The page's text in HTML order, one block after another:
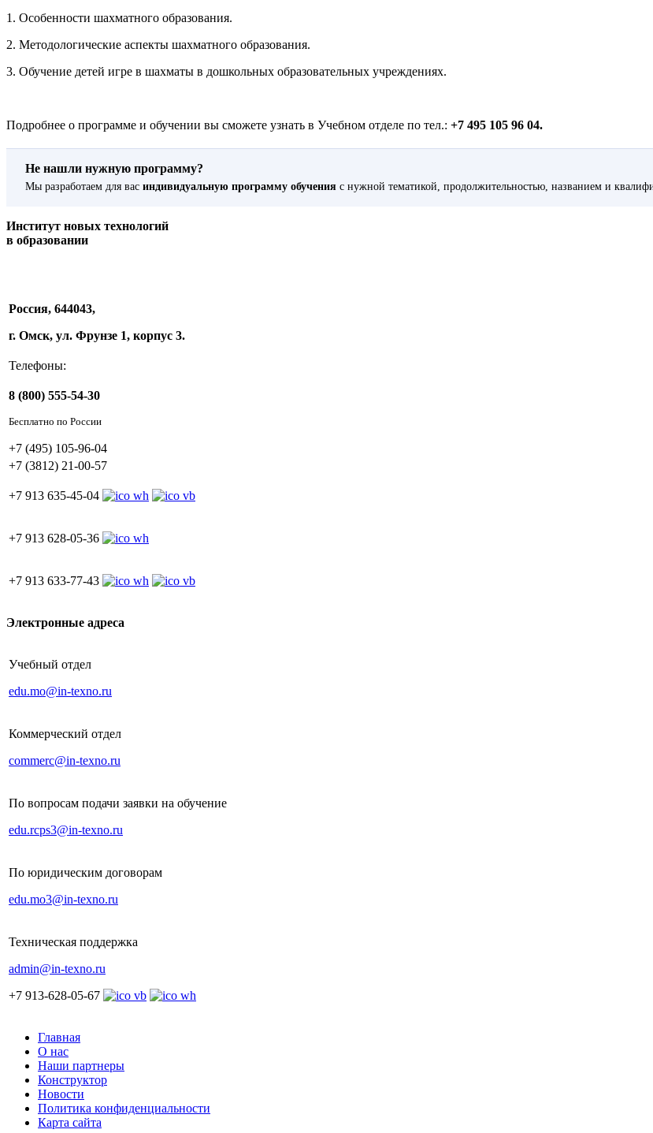
1. Особенности шахматного образования.
2. Методологические аспекты шахматного образования.
3. Обучение детей игре в шахматы в дошкольных образовательных учреждениях.
Подробнее о программе и обучении вы сможете узнать в Учебном отделе по тел.: +7 495 105 96 04.
Не нашли нужную программу?
Мы разработаем для вас индивидуальную программу обучения с нужной тематикой, продолжительностью, названием и
Институт новых технологий
в образовании
Россия, 644043,
г. Омск, ул. Фрунзе 1, корпус 3.
Телефоны:
8 (800) 555-54-30
Бесплатно по России
+7 (495) 105-96-04
+7 (3812) 21-00-57
+7 913 635-45-04
+7 913 628-05-36
+7 913 633-77-43
Электронные адреса
Учебный отдел
edu.mo@in-texno.ru
Коммерческий отдел
commerc@in-texno.ru
По вопросам подачи заявки на обучение
edu.rcps3@in-texno.ru
По юридическим договорам
edu.mo3@in-texno.ru
Техническая поддержка
admin@in-texno.ru
+7 913-628-05-67
Главная
О нас
Наши партнеры
Конструктор
Новости
Политика конфиденциальности
Карта сайта